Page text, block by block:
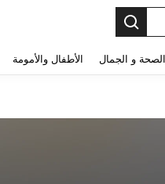
الصحة و الجمال الأطفال والأمومة